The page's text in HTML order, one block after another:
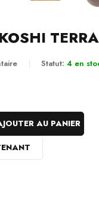
Statut: 4 en
AU PANIER